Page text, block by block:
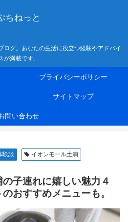
ちねっと
ログ。あなたの生活に役立つ経験やアドバイ
が満載です。
プライバシーポリシー
サイトマップ
問い合わせ
験談 イオンモール土浦
子連れに嬉しい魅力４
おすすめメニューも。